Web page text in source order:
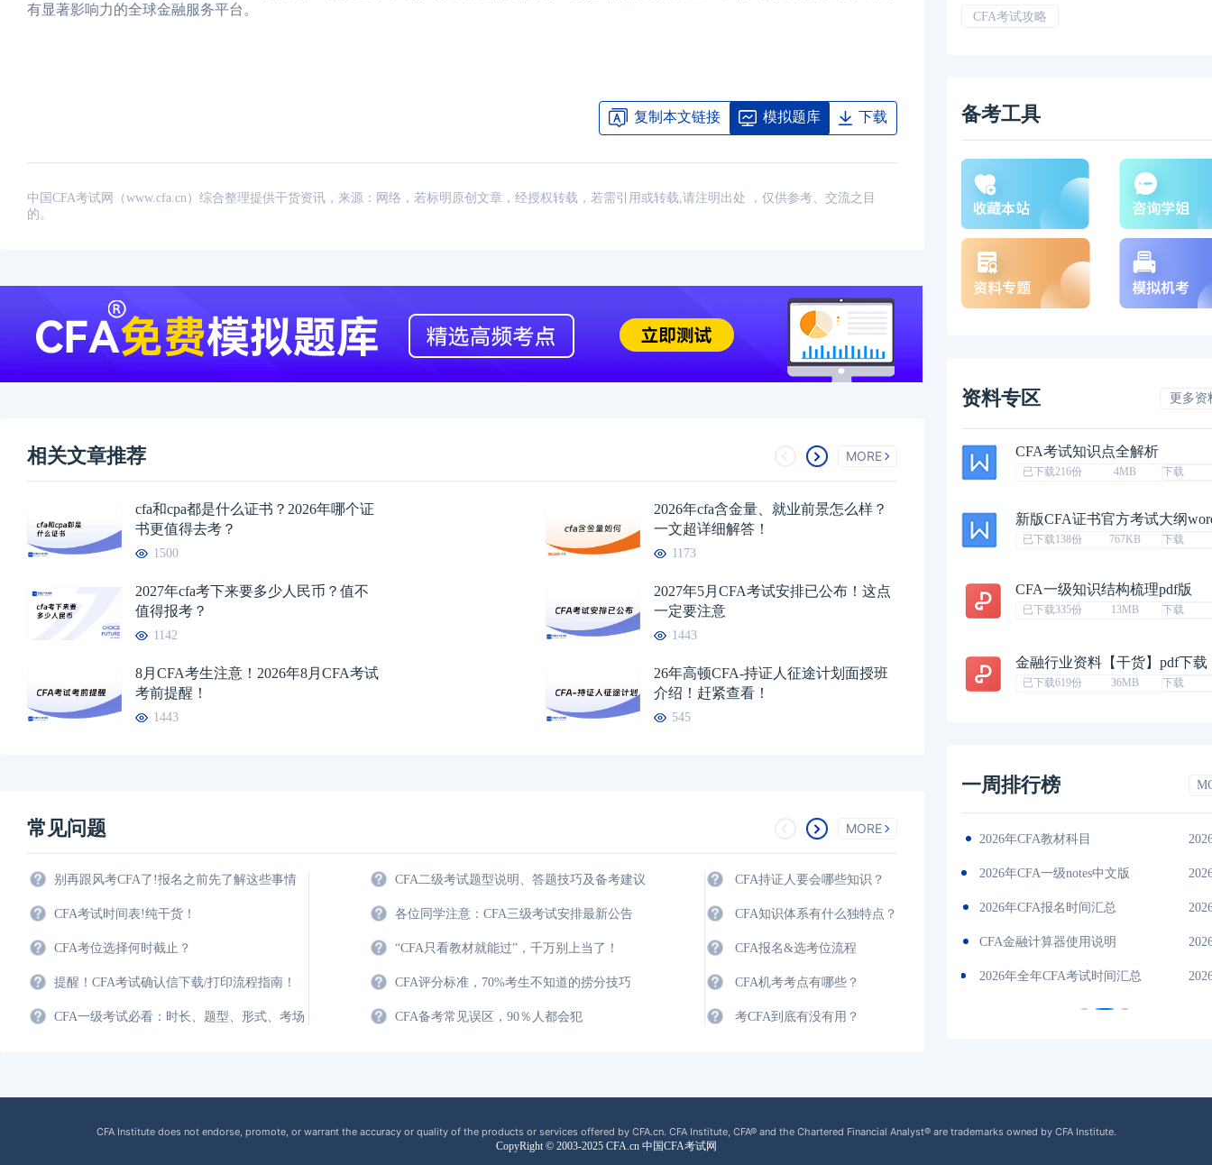
有显著影响力的全球金融服务平台。
复制本文链接 模拟题库 下载
中国CFA考试网（www.cfa.cn）综合整理提供干货资讯，来源：网络，若标明原创文章，经授权转载，若需引用或转载,请注明出处 ，仅供参考、交流之目
的。
相关文章推荐 MORE
cfa和cpa都是什么证书？2026年哪个证
书更值得去考？
1500
2026年cfa含金量、就业前景怎么样？
一文超详细解答！
1173
2027年cfa考下来要多少人民币？值不
值得报考？
1142
2027年5月CFA考试安排已公布！这点
一定要注意
1443
8月CFA考生注意！2026年8月CFA考试
考前提醒！
1443
26年高顿CFA-持证人征途计划面授班
介绍！赶紧查看！
545
常见问题 MORE
别再跟风考CFA了!报名之前先了解这些事情
CFA考试时间表!纯干货！
CFA考位选择何时截止？
提醒！CFA考试确认信下载/打印流程指南！
CFA一级考试必看：时长、题型、形式、考场
CFA二级考试题型说明、答题技巧及备考建议
各位同学注意：CFA三级考试安排最新公告
“CFA只看教材就能过”，千万别上当了！
CFA评分标准，70%考生不知道的捞分技巧
CFA备考常见误区，90％人都会犯
CFA持证人要会哪些知识？
CFA知识体系有什么独特点？
CFA报名&选考位流程
CFA机考考点有哪些？
考CFA到底有没有用？
CFA考试攻略
备考工具
资料专区 更多资
CFA考试知识点全解析
已下载216份 4MB 下载
新版CFA证书官方考试大纲
已下载138份 767KB 下载
CFA一级知识结构梳理pdf版
已下载335份 13MB 下载
金融行业资料【干货】pdf下载
已下载619份 36MB 下载
一周排行榜
2026年CFA考试报考指南 2026-01-17
2026年CFA机考考试地点 2026-01-17
（CFA）认证考试介绍
2026年CFA考试科目介绍 2026-01-17
2026年CFA一级notes中文版
2026年CFA报名时间汇总
CFA金融计算器使用说明
2026年全年CFA考试时间汇总
（CFA）协会介绍 2026-01-
cfa考试报名条件
CFA一级考试内容
2026CFA考试费用一览表
2026年cfa报名官网入口
CFA Institute does not endorse, promote, or warrant the accuracy or quality of the products or services offered by CFA.cn. CFA Institute, CFA® and the Chartered Financial Analyst® are trademarks owned by CFA Institute.
CopyRight © 2003-2025 CFA.cn 中国CFA考试网